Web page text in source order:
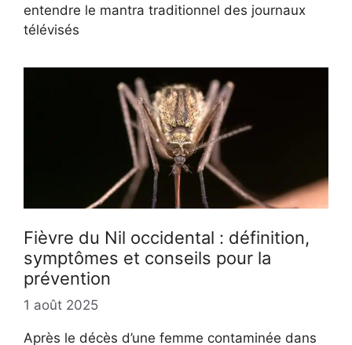
entendre le mantra traditionnel des journaux
télévisés
Fièvre du Nil occidental : définition,
symptômes et conseils pour la
prévention
1 août 2025
Après le décès d’une femme contaminée dans